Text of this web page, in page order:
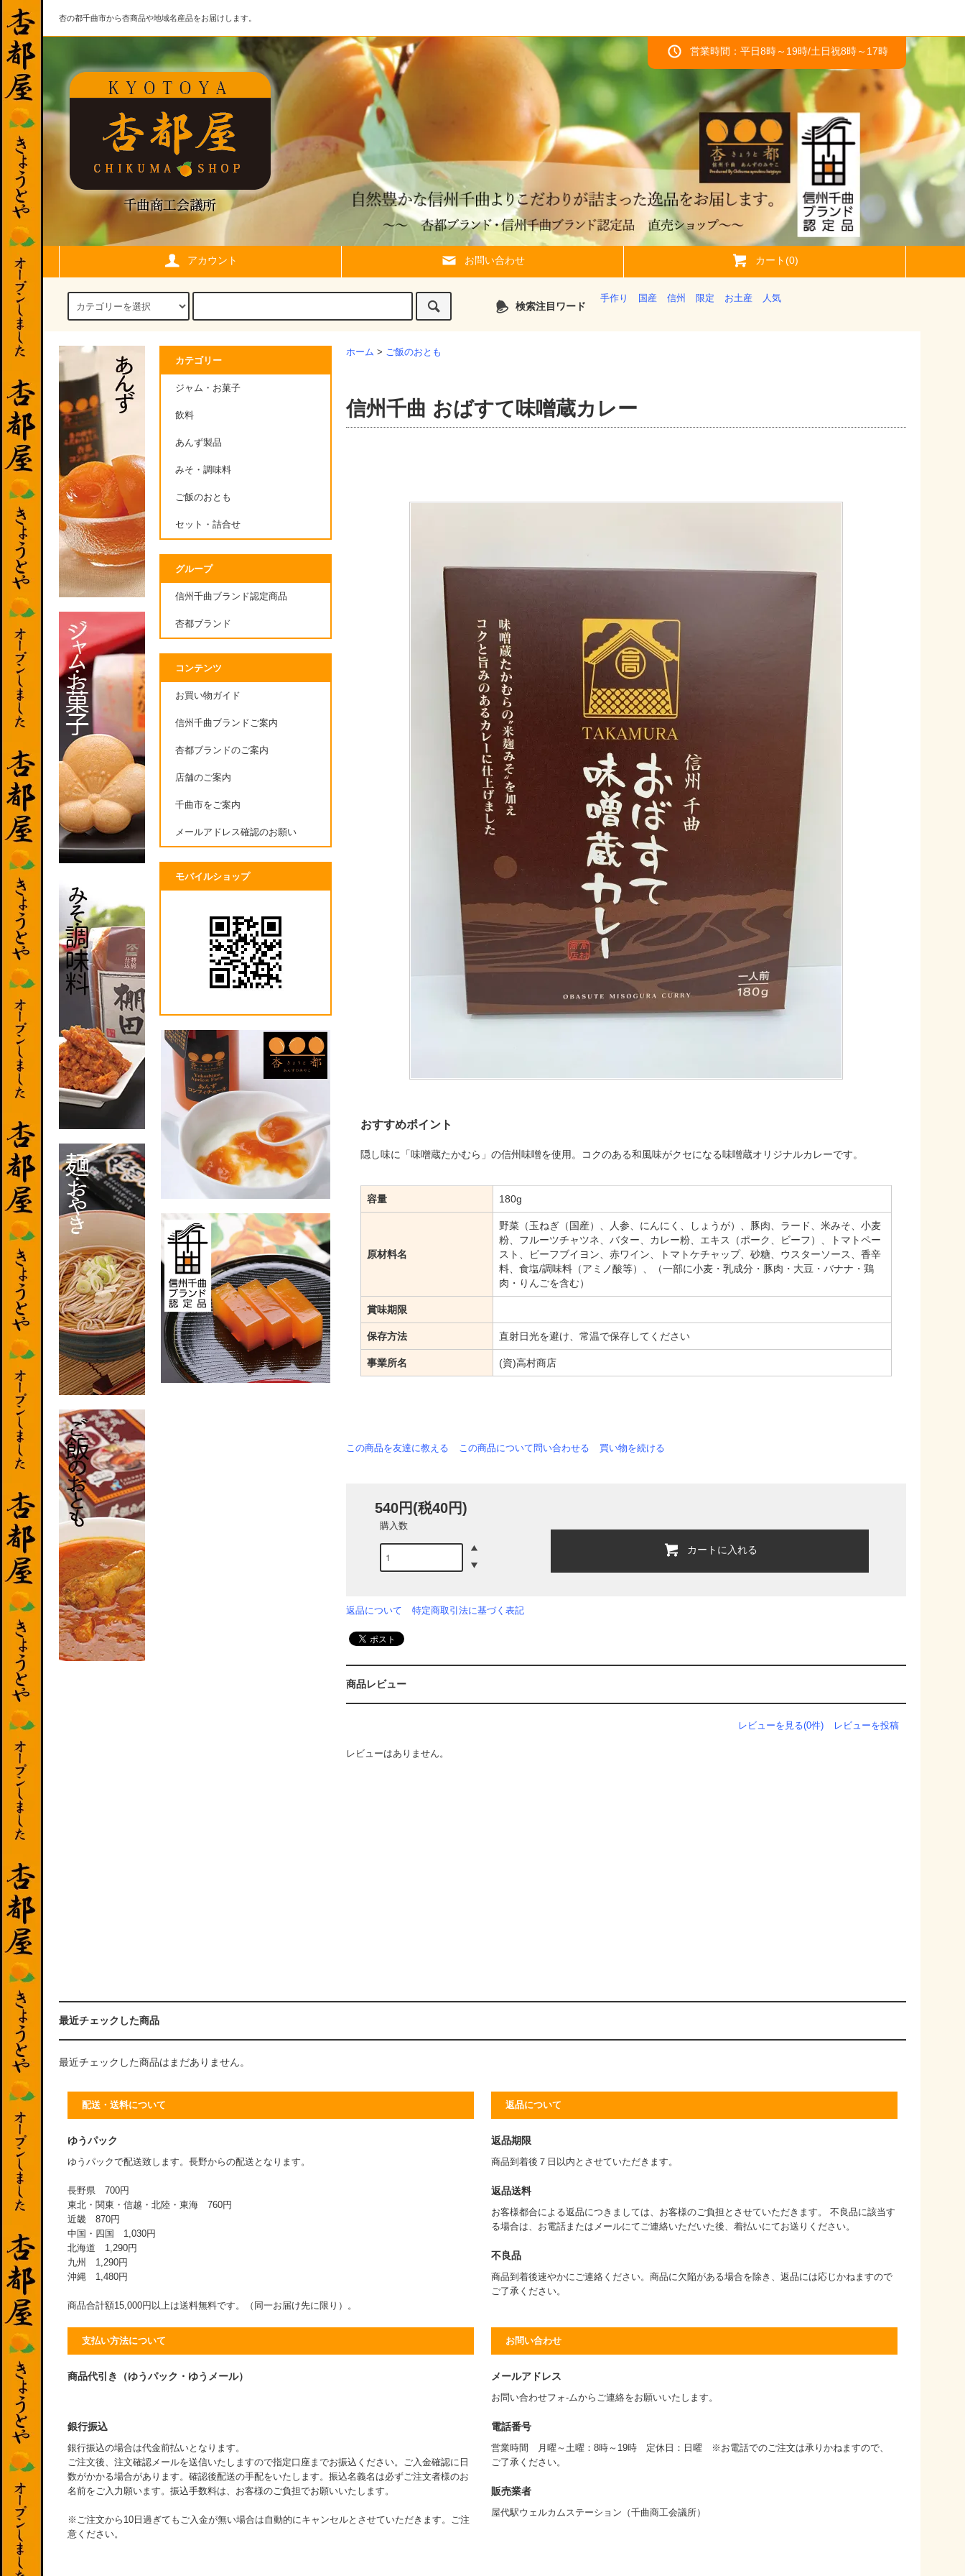
杏の都千曲市から杏商品や地域名産品をお届けします。
営業時間：平日8時～19時/土日祝8時～17時
アカウント お問い合わせ カート(0)
検索注目ワード
手作り 国産 信州 限定 お土産 人気
ホーム > ご飯のおとも
信州千曲 おばすて味噌蔵カレー
おすすめポイント
隠し味に「味噌蔵たかむら」の信州味噌を使用。コクのある和風味がクセになる味噌蔵オリジナルカレーです。
容量 180g
原材料名
野菜（玉ねぎ（国産）、人参、にんにく、しょうが）、豚肉、ラード、米みそ、小麦
粉、フルーツチャツネ、バター、カレー粉、エキス（ポーク、ビーフ）、トマトペー
スト、ビーフブイヨン、赤ワイン、トマトケチャップ、砂糖、ウスターソース、香辛
料、食塩/調味料（アミノ酸等）、（一部に小麦・乳成分・豚肉・大豆・バナナ・鶏
肉・りんごを含む）
賞味期限
保存方法 直射日光を避け、常温で保存してください
事業所名 (資)高村商店
この商品を友達に教える この商品について問い合わせる 買い物を続ける
540円(税40円)
購入数
カートに入れる
返品について 特定商取引法に基づく表記
商品レビュー
レビューを見る(0件) レビューを投稿
レビューはありません。
カテゴリー
ジャム・お菓子
飲料
あんず製品
みそ・調味料
ご飯のおとも
セット・詰合せ
グループ
信州千曲ブランド認定商品
杏都ブランド
コンテンツ
お買い物ガイド
信州千曲ブランドご案内
杏都ブランドのご案内
店舗のご案内
千曲市をご案内
メールアドレス確認のお願い
モバイルショップ
最近チェックした商品
最近チェックした商品はまだありません。
配送・送料について
ゆうパック
ゆうパックで配送致します。長野からの配送となります。
長野県 700円
東北・関東・信越・北陸・東海 760円
近畿 870円
中国・四国 1,030円
北海道 1,290円
九州 1,290円
沖縄 1,480円
商品合計額15,000円以上は送料無料です。（同一お届け先に限り）。
返品について
返品期限
商品到着後７日以内とさせていただきます。
返品送料
お客様都合による返品につきましては、お客様のご負担とさせていただきます。 不良品に該当す
る場合は、お電話またはメールにてご連絡いただいた後、着払いにてお送りください。
不良品
商品到着後速やかにご連絡ください。商品に欠陥がある場合を除き、返品には応じかねますので
ご了承ください。
支払い方法について
商品代引き（ゆうパック・ゆうメール）
銀行振込
銀行振込の場合は代金前払いとなります。
ご注文後、注文確認メールを送信いたしますので指定口座までお振込ください。ご入金確認に日
数がかかる場合があります。確認後配送の手配をいたします。振込名義名は必ずご注文者様のお
名前をご入力願います。振込手数料は、お客様のご負担でお願いいたします。
※ご注文から10日過ぎてもご入金が無い場合は自動的にキャンセルとさせていただきます。ご注
意ください。
お問い合わせ
メールアドレス
お問い合わせフォ-ムからご連絡をお願いいたします。
電話番号
営業時間 月曜～土曜：8時～19時 定休日：日曜 ※お電話でのご注文は承りかねますので、
ご了承ください。
販売業者
屋代駅ウェルカムステーション（千曲商工会議所）